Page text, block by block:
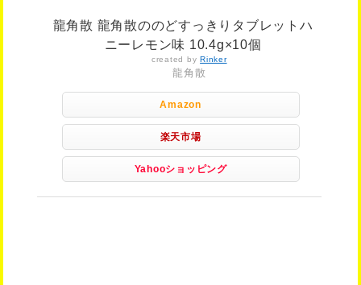
龍角散 龍角散ののどすっきりタブレットハ
ニーレモン味 10.4g×10個
created byRinker
龍角散
Amazon
楽天市場
Yahooショッピング